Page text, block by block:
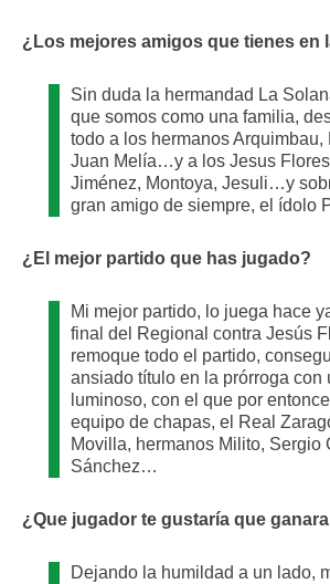
¿Los mejores amigos que tienes en
Sin duda la hermandad La
que somos como una familia,
todo a los hermanos Arquimbau,
Juan Melía…y a los Jesus
Jiménez, Montoya, Jesuli…y
gran amigo de siempre, el ídolo
¿El mejor partido que has jugado?
Mi mejor partido, lo juega hace
final del Regional contra Jesús
remoque todo el partido,
ansiado título en la prórroga con
luminoso, con el que por
equipo de chapas, el Real
Movilla, hermanos Milito, Sergio
Sánchez…
¿Que jugador te gustaría que
Dejando la humildad a un lado,